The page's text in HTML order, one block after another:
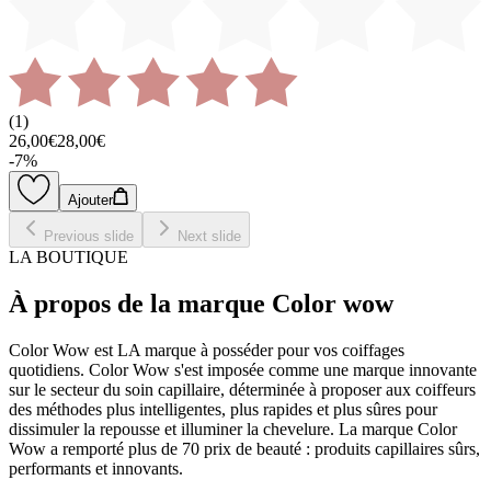
(1)
26,00€28,00€
-7%
Ajouter
Previous slide Next slide
LA BOUTIQUE
À propos de la marque Color wow
Color Wow est LA marque à posséder pour vos coiffages
quotidiens. Color Wow s'est imposée comme une marque innovante
sur le secteur du soin capillaire, déterminée à proposer aux coiffeurs
des méthodes plus intelligentes, plus rapides et plus sûres pour
dissimuler la repousse et illuminer la chevelure. La marque Color
Wow a remporté plus de 70 prix de beauté : produits capillaires sûrs,
performants et innovants.